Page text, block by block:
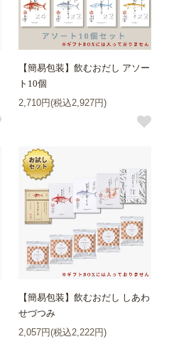
【簡易包装】飲むおだし アソー
ト10個
2,710円(税込2,927円)
【簡易包装】飲むおだし しあわ
せづつみ
2,057円(税込2,222円)